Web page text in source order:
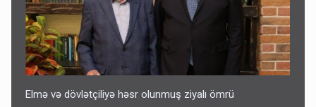
Ərdoğana sui-qəsd planının iştirakçısı detalları açıqladı
5 Avqust 16:56
Elmə və dövlətçiliyə həsr olunmuş ziyalı ömrü